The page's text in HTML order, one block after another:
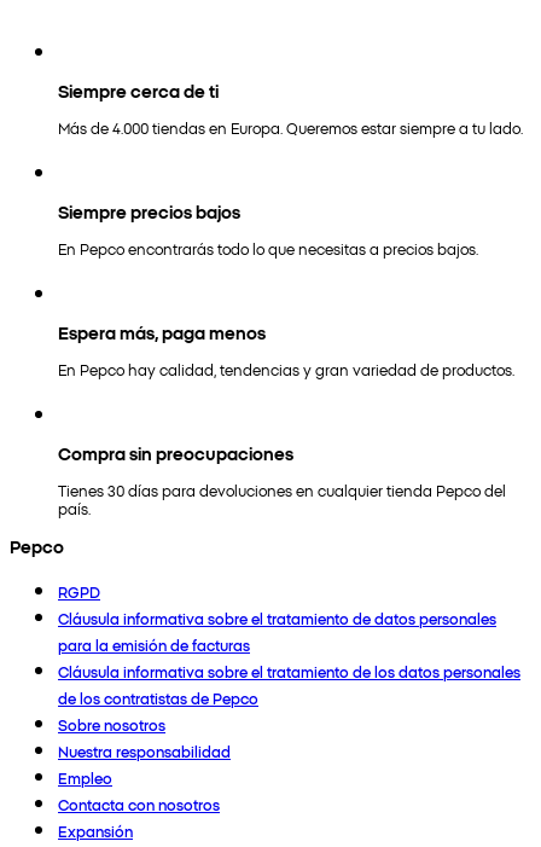
Siempre cerca de ti
Más de 4.000 tiendas en Europa. Queremos estar siempre a tu lado.
Siempre precios bajos
En Pepco encontrarás todo lo que necesitas a precios bajos.
Espera más, paga menos
En Pepco hay calidad, tendencias y gran variedad de productos.
Compra sin preocupaciones
Tienes 30 días para devoluciones en cualquier tienda Pepco del
país.
Pepco
RGPD
Cláusula informativa sobre el tratamiento de datos personales
para la emisión de facturas
Cláusula informativa sobre el tratamiento de los datos personales
de los contratistas de Pepco
Sobre nosotros
Nuestra responsabilidad
Empleo
Contacta con nosotros
Expansión